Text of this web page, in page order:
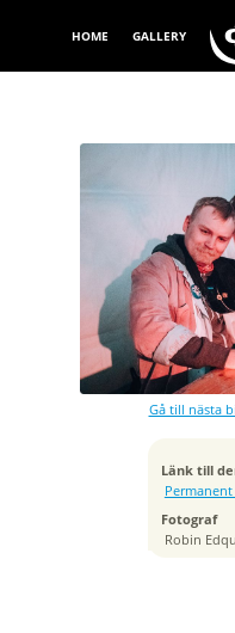
HOME GALLERY
Gå till nästa
Länk till
Fotograf
Robin
1/160 sek
Bländare
f/2.8
Kamera
Canon
Tagen
ISO
6400
Brännvidd
34 mm